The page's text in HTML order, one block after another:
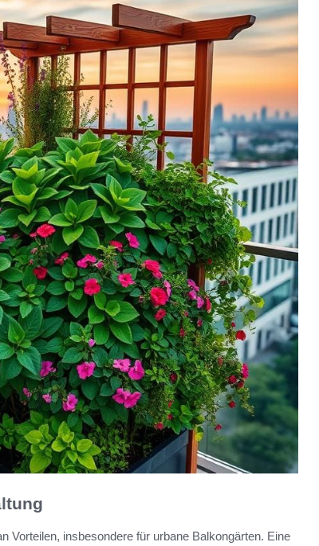
Vorteilen, insbesondere für urbane Balkongärten. Eine